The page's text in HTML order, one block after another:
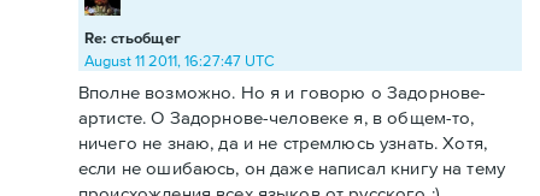
Re: стьобщег
August 11 2011, 16:27:47 UTC
Вполне возможно. Но я и говорю о Задорнове-
артисте. О Задорнове-человеке я, в общем-то,
ничего не знаю, да и не стремлюсь узнать. Хотя,
если не ошибаюсь, он даже написал книгу на тему